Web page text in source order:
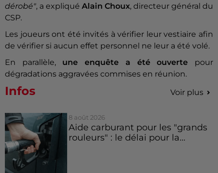
dérobé", a expliqué Alain Choux, directeur général du
CSP.
Les joueurs ont été invités à vérifier leur vestiaire afin
de vérifier si aucun effet personnel ne leur a été volé.
En parallèle,une enquête a été ouverte pour
dégradations aggravées commises en réunion.
Infos Voir plus
8 août 2026
Aide carburant pour les "grands
rouleurs" : le délai pour la...